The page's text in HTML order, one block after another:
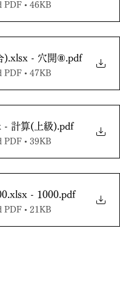
PDF • 46KB
).xlsx - 穴開⑧.pdf
PDF • 47KB
- 計算(上級).pdf
PDF • 39KB
- 1000.pdf
PDF • 21KB